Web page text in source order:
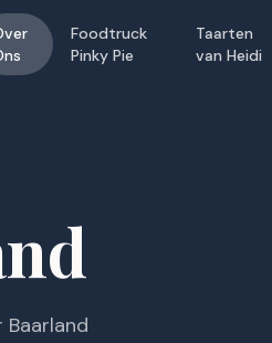
Foodtruck
Pinky Pie
Taarten
van Heidi